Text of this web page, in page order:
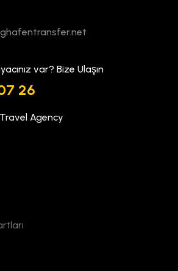
var? Bize Ulaşın
26
Agency